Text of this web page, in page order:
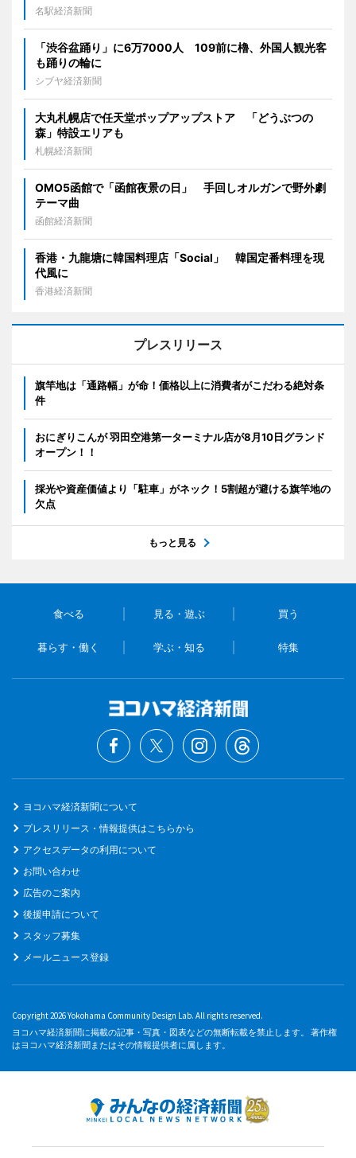
名駅経済新聞
「渋谷盆踊り」に6万7000人 109前に櫓、外国人観光客
も踊りの輪に
シブヤ経済新聞
大丸札幌店で任天堂ポップアップストア 「どうぶつの
森」特設エリアも
札幌経済新聞
OMO5函館で「函館夜景の日」 手回しオルガンで野外劇
テーマ曲
函館経済新聞
香港・九龍塘に韓国料理店「Social」 韓国定番料理を現
代風に
香港経済新聞
プレスリリース
旗竿地は「通路幅」が命！価格以上に消費者がこだわる絶対条
件
おにぎりこんが 羽田空港第一ターミナル店が8月10日グランド
オープン！！
採光や資産価値より「駐車」がネック！5割超が避ける旗竿地の
欠点
もっと見る
食べる 見る・遊ぶ 買う
暮らす・働く 学ぶ・知る 特集
ヨコハマ経済新聞について
プレスリリース・情報提供はこちらから
アクセスデータの利用について
お問い合わせ
広告のご案内
後援申請について
スタッフ募集
メールニュース登録
Copyright 2026 Yokohama Community Design Lab. All rights reserved.
ヨコハマ経済新聞に掲載の記事・写真・図表などの無断転載を禁止します。 著作権
はヨコハマ経済新聞またはその情報提供者に属します。